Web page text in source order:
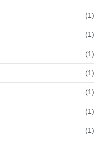
(1)
(1)
(1)
(1)
(1)
(1)
(1)